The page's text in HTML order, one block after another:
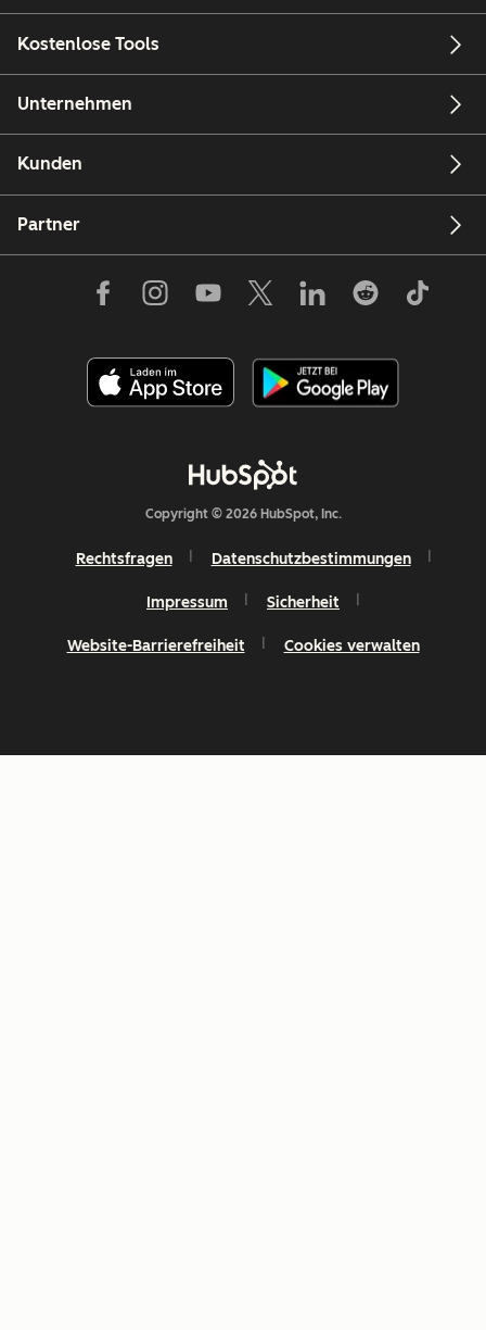
Kostenlose Tools
Unternehmen
Kunden
Partner
Copyright © 2026 HubSpot, Inc.
Rechtsfragen Datenschutzbestimmungen
Impressum Sicherheit
Website-Barrierefreiheit Cookies verwalten